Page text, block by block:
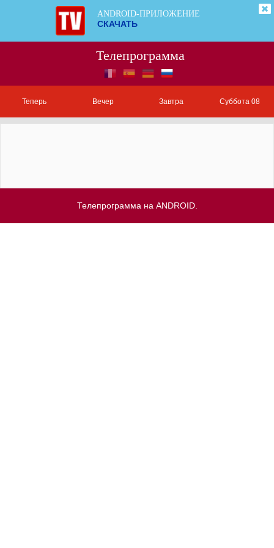
ANDROID-ПРИЛОЖЕНИЕ
СКАЧАТЬ
Телепрограмма
Теперь Вечер Завтра Суббота 08
Телепрограмма на ANDROID.